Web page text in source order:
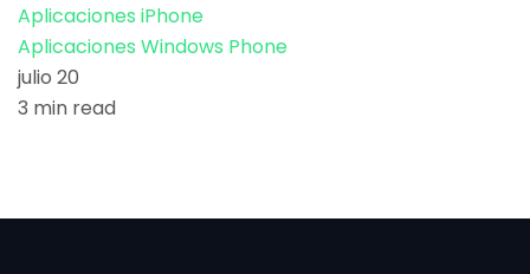
Aplicaciones iPhone
Aplicaciones Windows Phone
julio 20
3 min read